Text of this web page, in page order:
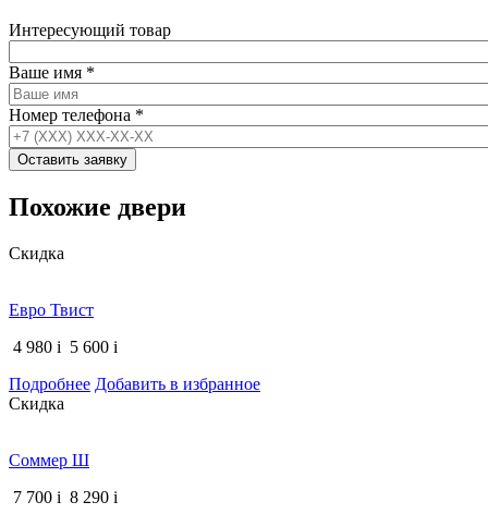
Интересующий товар
Ваше имя *
Номер телефона *
Похожие двери
Скидка
Евро Твист
4 980 i 5 600 i
Подробнее Добавить в избранное
Скидка
Соммер Ш
7 700 i 8 290 i